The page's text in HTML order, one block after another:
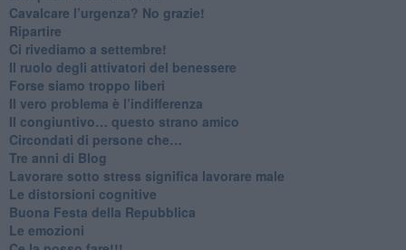
​Cavalcare l’urgenza? No grazie!
Ripartire
​Ci rivediamo a settembre!
​Il ruolo degli attivatori del benessere
​Forse siamo troppo liberi
​Il vero problema è l’indifferenza
​Il congiuntivo… questo strano amico
​Circondati di persone che…
​Tre anni di Blog
​Lavorare sotto stress significa lavorare male
​Le distorsioni cognitive
​Buona Festa della Repubblica
Le emozioni